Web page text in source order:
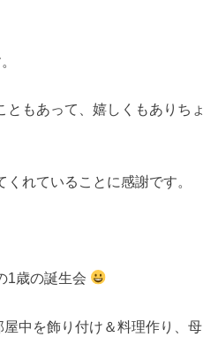
もあって、嬉しくもありちょ
れていることに感謝です。
1歳の誕生会
中を飾り付け＆料理作り、母